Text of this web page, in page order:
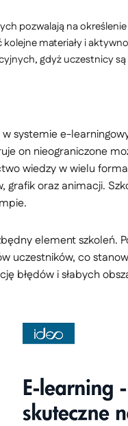
pozwalają na
materiały i
gdyż uczestnicy
w systemie e-
on nieograniczone
wiedzy w wielu
oraz animacji.
element szkoleń.
uczestników, co
błędów i słabych